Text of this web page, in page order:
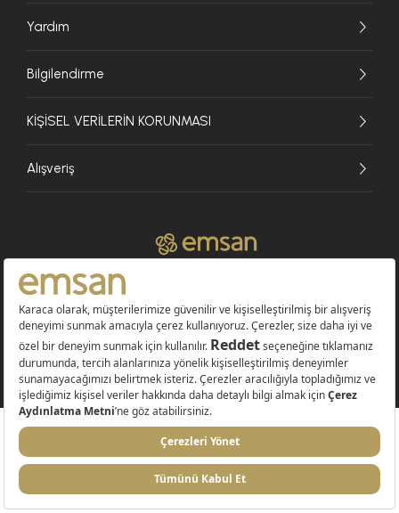
Yardım
Bilgilendirme
KİŞİSEL VERİLERİN KORUNMASI
Alışveriş
© 2026 EMSAN A.Ş. Tüm Hakları Saklıdır